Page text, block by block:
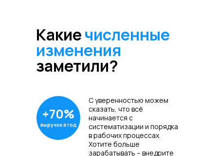
Какиечисленные
изменения
заметили?
+70%
выручки в год
С уверенностью можем
сказать, что всё
начинается с
систематизации и порядка
в рабочих процессах.
Хотите больше
зарабатывать – внедрите